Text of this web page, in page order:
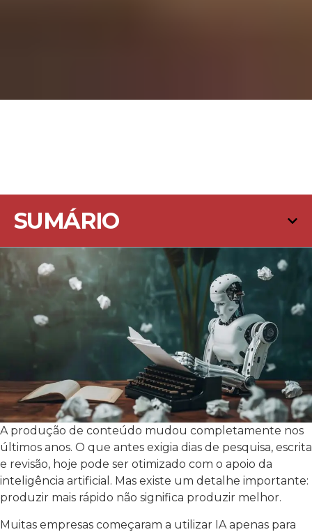
SUMÁRIO
A produção de conteúdo mudou completamente nos
últimos anos. O que antes exigia dias de pesquisa, escrita
e revisão, hoje pode ser otimizado com o apoio da
inteligência artificial. Mas existe um detalhe importante:
produzir mais rápido não significa produzir melhor.
Muitas empresas começaram a utilizar IA apenas para